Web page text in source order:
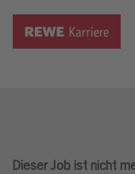
Dieser Job ist nicht